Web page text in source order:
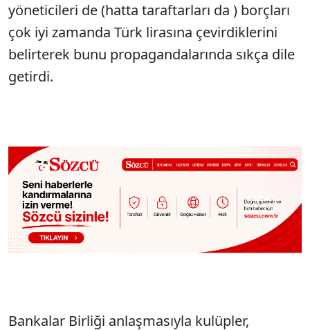
yöneticileri de (hatta taraftarları da ) borçları
çok iyi zamanda Türk lirasına çevirdiklerini
belirterek bunu propagandalarında sıkça dile
getirdi.
Bankalar Birliği anlaşmasıyla kulüpler,